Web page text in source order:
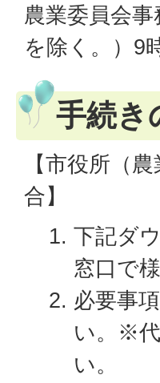
農業委員会
を除く。）9
手続き
【市役所（
合】
下記ダ
窓口で
必要事
い。※
い。